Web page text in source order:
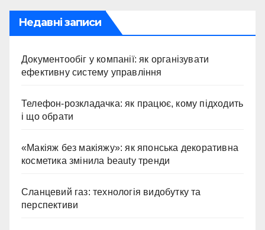
Недавні записи
Документообіг у компанії: як організувати
ефективну систему управління
Телефон-розкладачка: як працює, кому підходить
і що обрати
«Макіяж без макіяжу»: як японська декоративна
косметика змінила beauty тренди
Сланцевий газ: технологія видобутку та
перспективи